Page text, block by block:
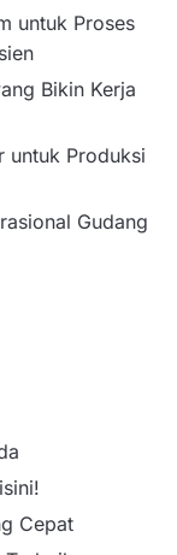
untuk Proses
Bikin Kerja
untuk Produksi
Gudang
Cepat